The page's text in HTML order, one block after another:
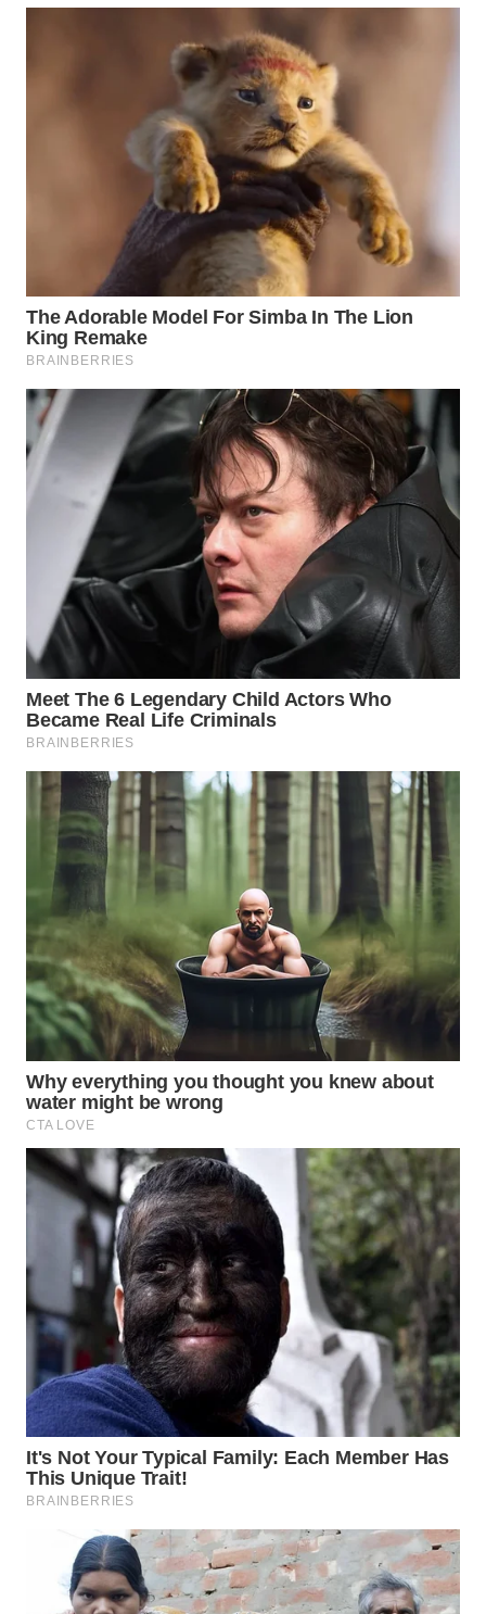
WN
WN DELI
SERDANG
WN
TINGGI
PAKPAK
WN
KARAWANG
WN
BEKASI
WN
BOGOR
WN
DEPOK
WN
TAPANULI
UTARA
WN
SAMOSIR
WN
LAWAS
WN
SUMEDANG
WN
CIANJUR
WN
KEPULAUAN
SERIBU
WN
TANGERANG
WN
WN
CIREBON